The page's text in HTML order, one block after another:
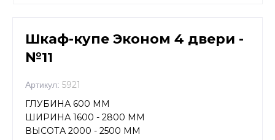
Шкаф-купе Эконом 4 двери -
№11
Артикул: 5921
ГЛУБИНА 600 ММ
ШИРИНА 1600 - 2800 ММ
ВЫСОТА 2000 - 2500 ММ